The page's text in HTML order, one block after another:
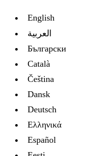
English
العربية
Български
Català
Čeština
Dansk
Deutsch
Ελληνικά
Español